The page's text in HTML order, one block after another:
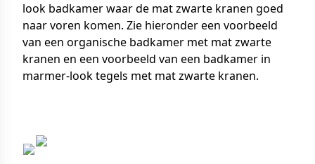
look badkamer waar de mat zwarte kranen goed
naar voren komen. Zie hieronder een voorbeeld
van een organische badkamer met mat zwarte
kranen en een voorbeeld van een badkamer in
marmer-look tegels met mat zwarte kranen.